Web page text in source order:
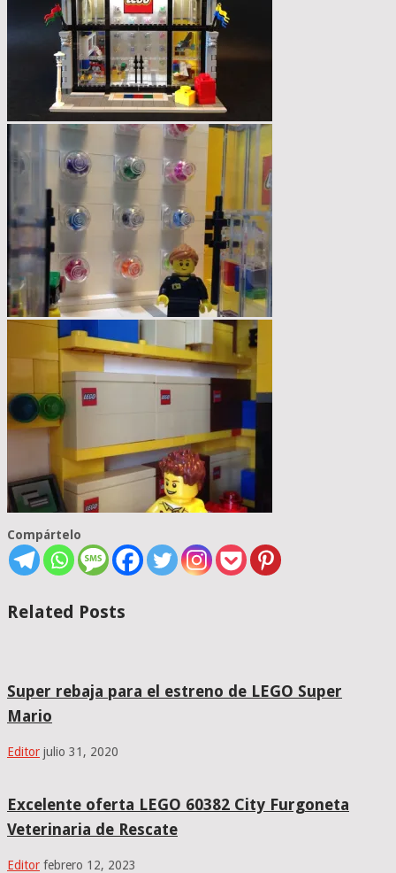
Compártelo
Related Posts
Super rebaja para el estreno de LEGO Super
Mario
Editor julio 31, 2020
Excelente oferta LEGO 60382 City Furgoneta
Veterinaria de Rescate
Editor febrero 12, 2023